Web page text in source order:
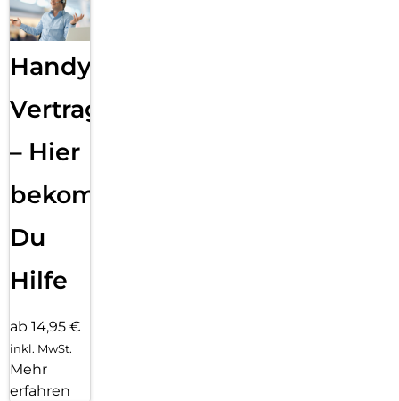
Handy
Vertragsabwicklung
– Hier
bekommst
Du
Hilfe
ab 14,95 €
inkl. MwSt.
Mehr
erfahren